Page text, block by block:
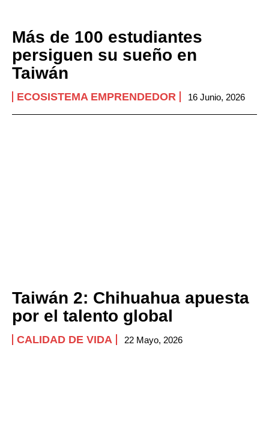
Más de 100 estudiantes
persiguen su sueño en
Taiwán
ECOSISTEMA EMPRENDEDOR 16 Junio, 2026
Taiwán 2: Chihuahua apuesta
por el talento global
CALIDAD DE VIDA 22 Mayo, 2026